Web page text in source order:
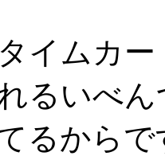
イムカ
るいべ
るから